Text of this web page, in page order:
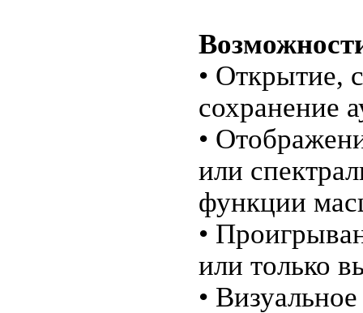
• Открытие,
сохранение
•
или
функции
•
или только
•